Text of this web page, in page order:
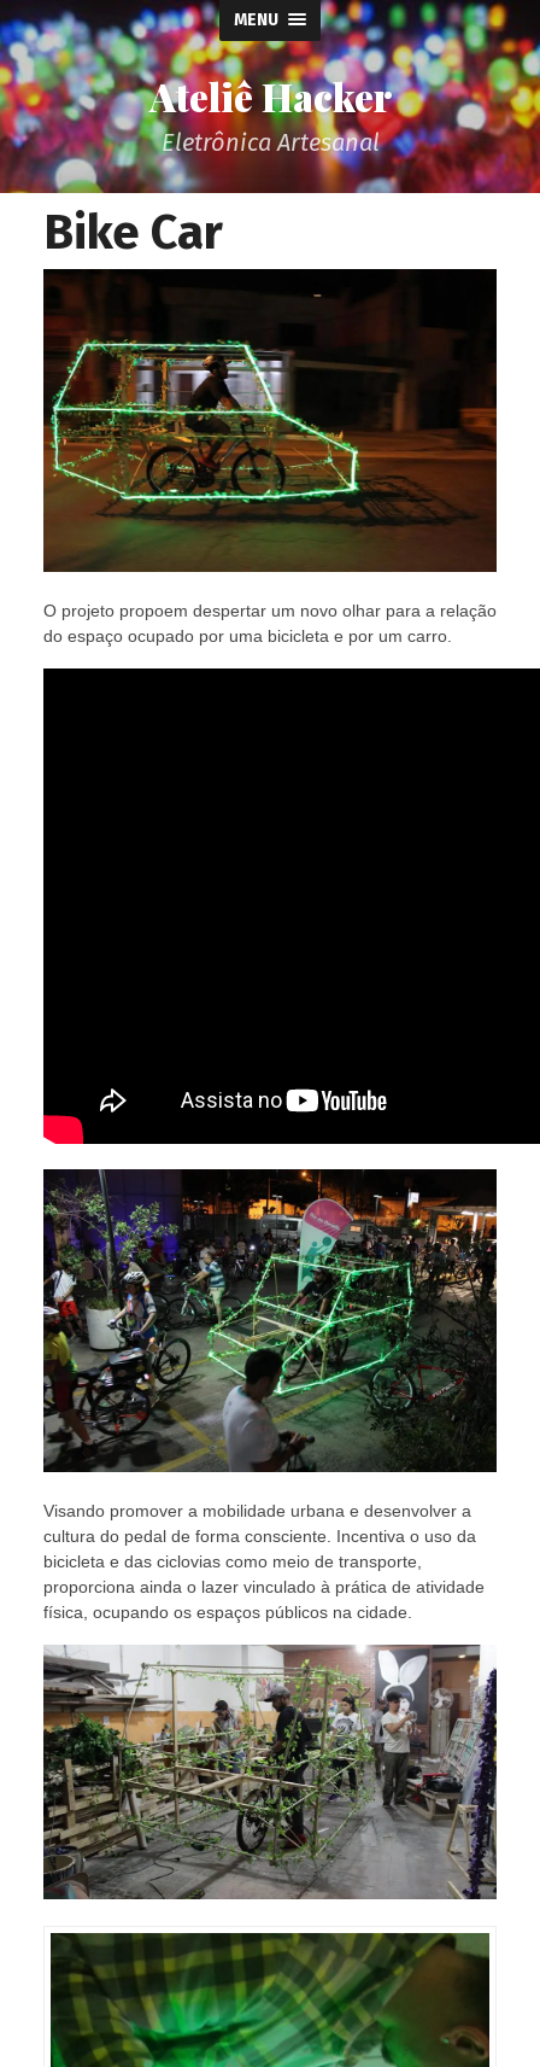
MENU
Ateliê Hacker
Eletrônica Artesanal
Bike Car
O projeto propoem despertar um novo olhar para a relação
do espaço ocupado por uma bicicleta e por um carro.
Visando promover a mobilidade urbana e desenvolver a
cultura do pedal de forma consciente. Incentiva o uso da
bicicleta e das ciclovias como meio de transporte,
proporciona ainda o lazer vinculado à prática de atividade
física, ocupando os espaços públicos na cidade.